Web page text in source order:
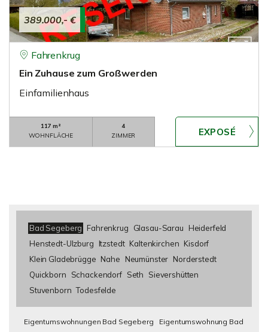
389.000,- €
Fahrenkrug
Ein Zuhause zum Großwerden
Einfamilienhaus
117 m²
WOHNFLÄCHE
4
ZIMMER
Bad Segeberg Fahrenkrug Glasau-Sarau
Heiderfeld
Henstedt-Ulzburg
Itzstedt Kaltenkirchen Kisdorf
Klein Gladebrügge Nahe Neumünster Norderstedt
Quickborn
Schackendorf Seth
Sievershütten
Stuvenborn Todesfelde
Eigentumswohnungen Bad Segeberg
Eigentumswohnung Bad